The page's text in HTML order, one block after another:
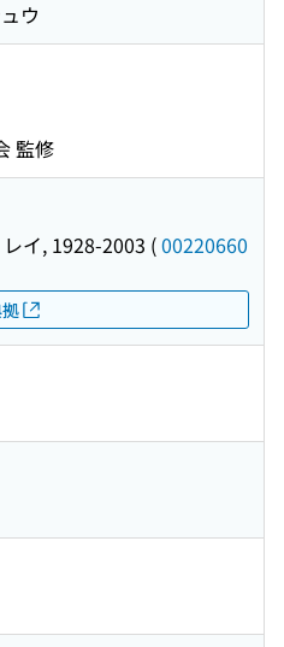
ウ
監修
イ, 1928-2003 (00220660